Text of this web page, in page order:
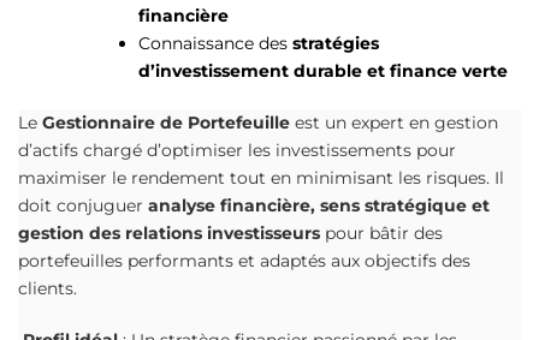
financière
Connaissance des stratégies
d’investissement durable et finance verte
Le Gestionnaire de Portefeuille est un expert en gestion
d’actifs chargé d’optimiser les investissements pour
maximiser le rendement tout en minimisant les risques. Il
doit conjuguer analyse financière, sens stratégique et
gestion des relations investisseurs pour bâtir des
portefeuilles performants et adaptés aux objectifs des
clients.